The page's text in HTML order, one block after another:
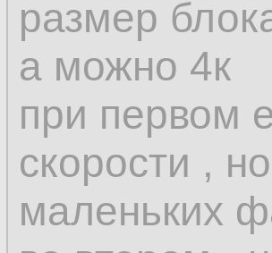
размер
а можно 4к
при первом
скорости ,
маленьких